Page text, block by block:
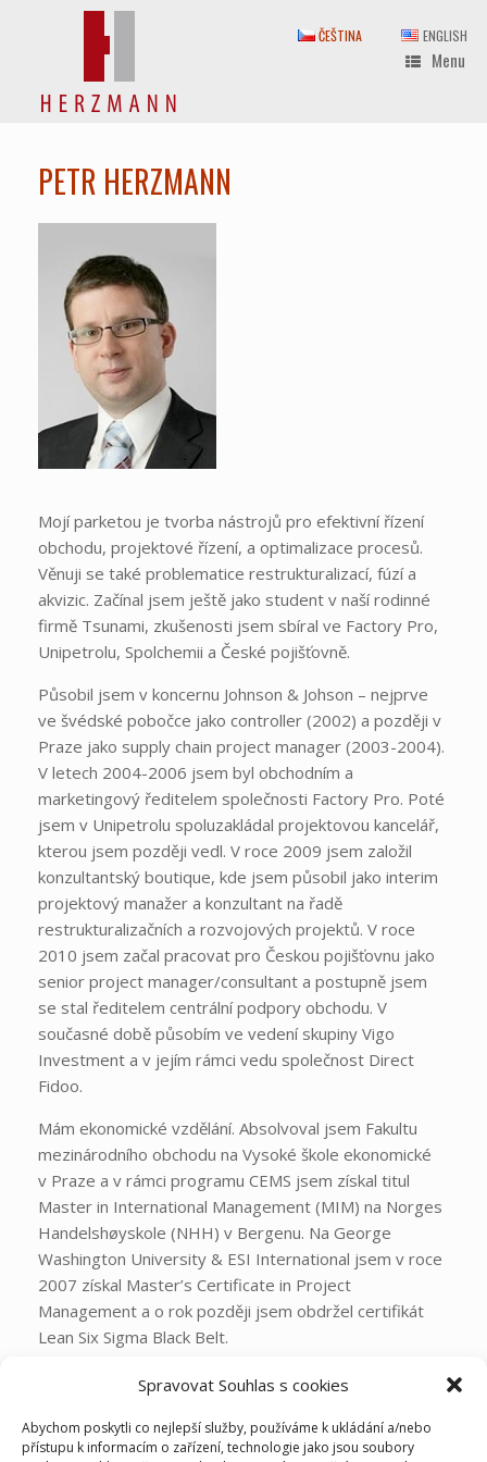
Spravovat Souhlas s cookies
Abychom poskytli co nejlepší služby, používáme k ukládání a/nebo
přístupu k informacím o zařízení, technologie jako jsou soubory
ČEŠTINA ENGLISH
Menu
PETR HERZMANN
Mojí parketou je tvorba nástrojů pro efektivní řízení
obchodu, projektové řízení, a optimalizace procesů.
Věnuji se také problematice restrukturalizací, fúzí a
akvizic. Začínal jsem ještě jako student v naší rodinné
firmě Tsunami, zkušenosti jsem sbíral ve Factory Pro,
Unipetrolu, Spolchemii a České pojišťovně.
Působil jsem v koncernu Johnson & Johson – nejprve
ve švédské pobočce jako controller (2002) a později v
Praze jako supply chain project manager (2003-2004).
V letech 2004-2006 jsem byl obchodním a
marketingový ředitelem společnosti Factory Pro. Poté
jsem v Unipetrolu spoluzakládal projektovou kancelář,
kterou jsem později vedl. V roce 2009 jsem založil
konzultantský boutique, kde jsem působil jako interim
projektový manažer a konzultant na řadě
restrukturalizačních a rozvojových projektů. V roce
2010 jsem začal pracovat pro Českou pojišťovnu jako
senior project manager/consultant a postupně jsem
se stal ředitelem centrální podpory obchodu. V
současné době působím ve vedení skupiny Vigo
Investment a v jejím rámci vedu společnost Direct
Fidoo.
Mám ekonomické vzdělání. Absolvoval jsem Fakultu
mezinárodního obchodu na Vysoké škole ekonomické
v Praze a v rámci programu CEMS jsem získal titul
Master in International Management (MIM) na Norges
Handelshøyskole (NHH) v Bergenu. Na George
Washington University & ESI International jsem v roce
2007 získal Master’s Certificate in Project
Management a o rok později jsem obdržel certifikát
Lean Six Sigma Black Belt.
Baví mě sport, rekreačně běhám, jezdím na kole, lyžuji
pro velké společnosti.